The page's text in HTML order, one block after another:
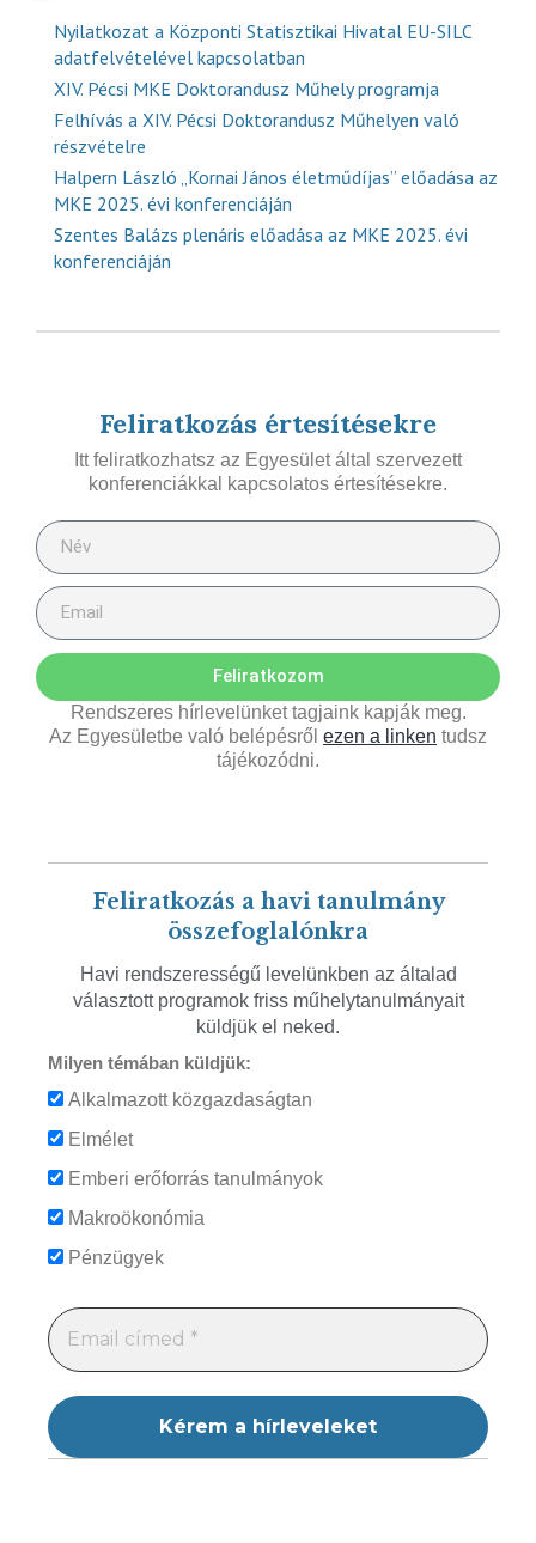
Nyilatkozat a Központi Statisztikai Hivatal EU-SILC
adatfelvételével kapcsolatban
XIV. Pécsi MKE Doktorandusz Műhely programja
Felhívás a XIV. Pécsi Doktorandusz Műhelyen való
részvételre
Halpern László „Kornai János életműdíjas” előadása az
MKE 2025. évi konferenciáján
Szentes Balázs plenáris előadása az MKE 2025. évi
konferenciáján
Feliratkozás értesítésekre
Itt feliratkozhatsz az Egyesület által szervezett
konferenciákkal kapcsolatos értesítésekre.
Feliratkozom
Rendszeres hírlevelünket tagjaink kapják meg.
Az Egyesületbe való belépésről ezen a linken tudsz
tájékozódni.
Feliratkozás a havi tanulmány
összefoglalónkra
Havi rendszerességű levelünkben az általad
választott programok friss műhelytanulmányait
küldjük el neked.
Milyen témában küldjük:
Alkalmazott közgazdaságtan
Elmélet
Emberi erőforrás tanulmányok
Makroökonómia
Pénzügyek